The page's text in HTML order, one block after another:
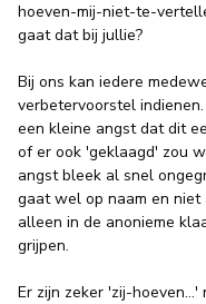
hoeven-mij-niet-te-
gaat dat bij jullie?
Bij ons kan iedere
verbetervoorstel
een kleine angst dat dit
of er ook 'geklaagd' zou
angst bleek al snel
gaat wel op naam en niet
alleen in de anonieme
grijpen.
Er zijn zeker 'zij-